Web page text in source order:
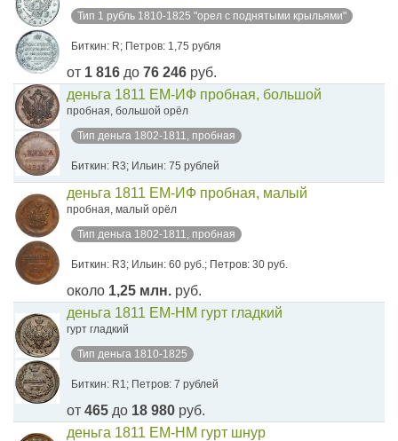
Тип 1 рубль 1810-1825 "орел с поднятыми крыльями"
Биткин: R; Петров: 1,75 рубля
от 1 816 до 76 246 руб.
деньга 1811 ЕМ-ИФ пробная, большой
пробная, большой орёл
Тип деньга 1802-1811, пробная
Биткин: R3; Ильин: 75 рублей
деньга 1811 ЕМ-ИФ пробная, малый
пробная, малый орёл
Тип деньга 1802-1811, пробная
Биткин: R3; Ильин: 60 руб.; Петров: 30 руб.
около 1,25 млн. руб.
деньга 1811 ЕМ-НМ гурт гладкий
гурт гладкий
Тип деньга 1810-1825
Биткин: R1; Петров: 7 рублей
от 465 до 18 980 руб.
деньга 1811 ЕМ-НМ гурт шнур